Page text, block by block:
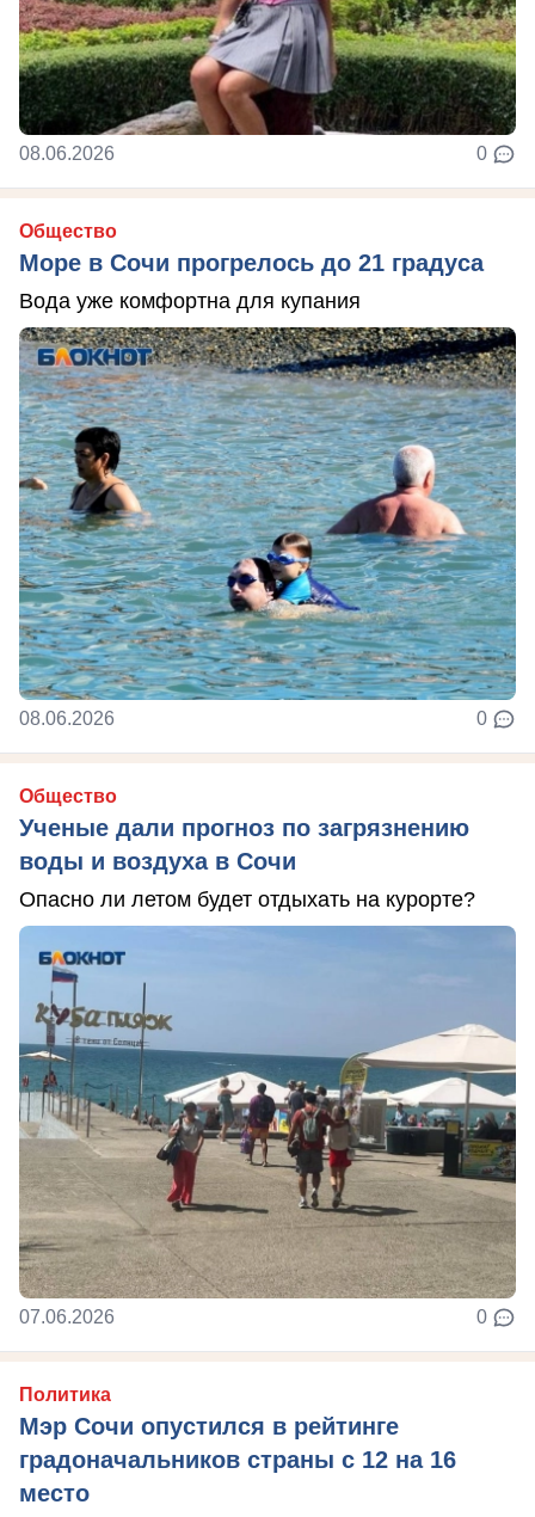
08.06.2026 0
Общество
Море в Сочи прогрелось до 21 градуса
Вода уже комфортна для купания
08.06.2026 0
Общество
Ученые дали прогноз по загрязнению
воды и воздуха в Сочи
Опасно ли летом будет отдыхать на курорте?
07.06.2026 0
Политика
Мэр Сочи опустился в рейтинге
градоначальников страны с 12 на 16
место